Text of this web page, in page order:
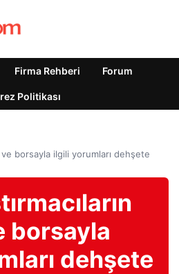
Firma Rehberi Forum
Politikası
ve borsayla ilgili yorumları dehşete
borsayla
dehşete